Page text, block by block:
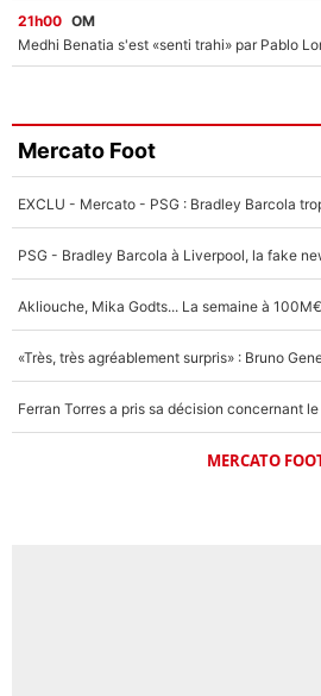
21h00 OM
Mercato Foot
EXCLU - Mercato - PSG : Bradley Barcola
PSG - Bradley Barcola à Liverpool, la fake
MERCATO